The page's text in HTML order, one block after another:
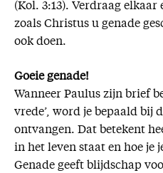
(Kol. 3:13). Verdraag elkaar
zoals Christus u genade
ook doen.
Goeie genade!
Wanneer Paulus zijn brief
vrede’, word je bepaald bij
ontvangen. Dat betekent
in het leven staat en hoe je
Genade geeft blijdschap